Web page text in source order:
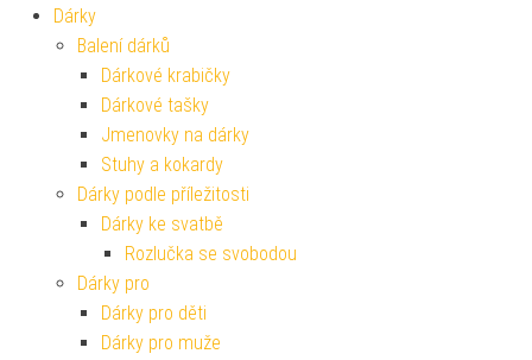
Dárky
Balení dárků
Dárkové krabičky
Dárkové tašky
Jmenovky na dárky
Stuhy a kokardy
Dárky podle příležitosti
Dárky ke svatbě
Rozlučka se svobodou
Dárky pro
Dárky pro děti
Dárky pro muže